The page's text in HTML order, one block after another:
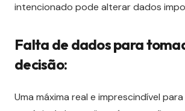
intencionado pode alterar dados
Falta de dados para
decisão:
Uma máxima real e imprescindível